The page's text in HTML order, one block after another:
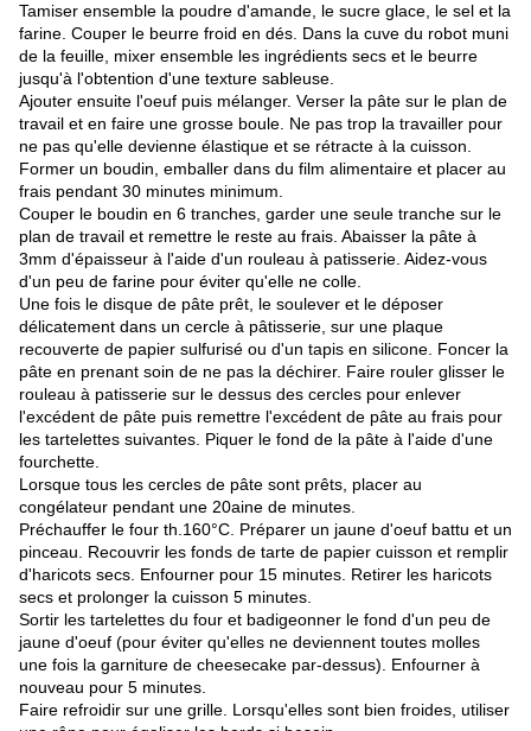
Tamiser ensemble la poudre d'amande, le sucre glace, le sel et la
farine. Couper le beurre froid en dés. Dans la cuve du robot muni
de la feuille, mixer ensemble les ingrédients secs et le beurre
jusqu'à l'obtention d'une texture sableuse.
Ajouter ensuite l'oeuf puis mélanger. Verser la pâte sur le plan de
travail et en faire une grosse boule. Ne pas trop la travailler pour
ne pas qu'elle devienne élastique et se rétracte à la cuisson.
Former un boudin, emballer dans du film alimentaire et placer au
frais pendant 30 minutes minimum.
Couper le boudin en 6 tranches, garder une seule tranche sur le
plan de travail et remettre le reste au frais. Abaisser la pâte à
3mm d'épaisseur à l'aide d'un rouleau à patisserie. Aidez-vous
d'un peu de farine pour éviter qu'elle ne colle.
Une fois le disque de pâte prêt, le soulever et le déposer
délicatement dans un cercle à pâtisserie, sur une plaque
recouverte de papier sulfurisé ou d'un tapis en silicone. Foncer la
pâte en prenant soin de ne pas la déchirer. Faire rouler glisser le
rouleau à patisserie sur le dessus des cercles pour enlever
l'excédent de pâte puis remettre l'excédent de pâte au frais pour
les tartelettes suivantes. Piquer le fond de la pâte à l'aide d'une
fourchette.
Lorsque tous les cercles de pâte sont prêts, placer au
congélateur pendant une 20aine de minutes.
Préchauffer le four th.160°C. Préparer un jaune d'oeuf battu et un
pinceau. Recouvrir les fonds de tarte de papier cuisson et remplir
d'haricots secs. Enfourner pour 15 minutes. Retirer les haricots
secs et prolonger la cuisson 5 minutes.
Sortir les tartelettes du four et badigeonner le fond d'un peu de
jaune d'oeuf (pour éviter qu'elles ne deviennent toutes molles
une fois la garniture de cheesecake par-dessus). Enfourner à
nouveau pour 5 minutes.
Faire refroidir sur une grille. Lorsqu'elles sont bien froides, utiliser